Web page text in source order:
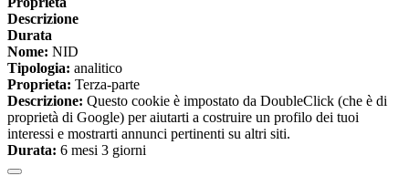
Descrizione
Durata
Nome: NID
Tipologia: analitico
Proprieta: Terza-parte
Descrizione: Questo cookie è impostato da DoubleClick (che è di
proprietà di Google) per aiutarti a costruire un profilo dei tuoi
interessi e mostrarti annunci pertinenti su altri siti.
Durata: 6 mesi 3 giorni